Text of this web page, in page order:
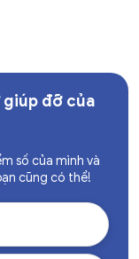
đỡ của
số của mình và
cũng có thể!